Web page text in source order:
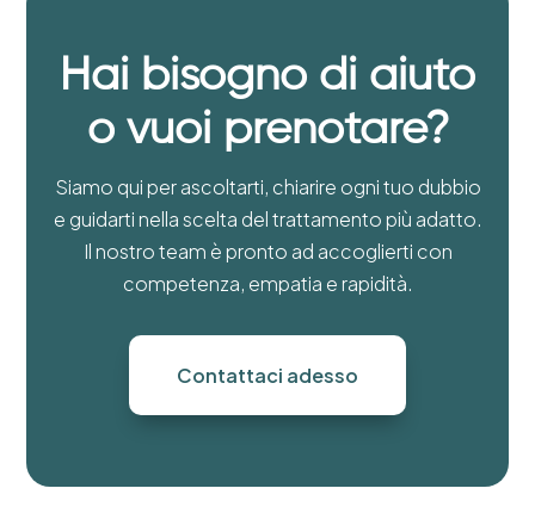
Hai bisogno di aiuto
o vuoi prenotare?
Siamo qui per ascoltarti, chiarire ogni tuo dubbio
e guidarti nella scelta del trattamento più adatto.
Il nostro team è pronto ad accoglierti con
competenza, empatia e rapidità.
Contattaci adesso